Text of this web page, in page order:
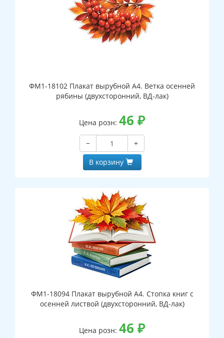
ФМ1-18102 Плакат вырубной А4. Ветка осенней
рябины (двухсторонний, ВД-лак)
Цена розн: 46 ₽
−
+
В корзину
ФМ1-18094 Плакат вырубной А4. Стопка книг с
осенней листвой (двухсторонний, ВД-лак)
Цена розн: 46 ₽